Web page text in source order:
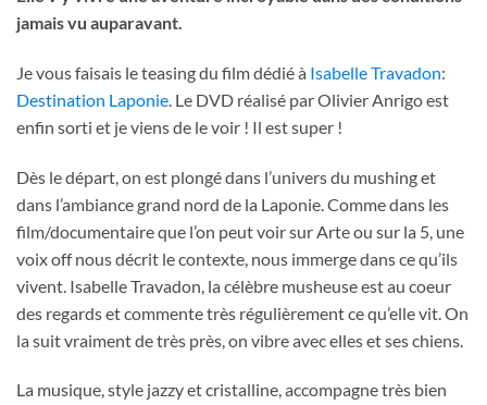
jamais vu auparavant.
Je vous faisais le teasing du film dédié à Isabelle Travadon:
Destination Laponie. Le DVD réalisé par Olivier Anrigo est
enfin sorti et je viens de le voir ! Il est super !
Dès le départ, on est plongé dans l’univers du mushing et
dans l’ambiance grand nord de la Laponie. Comme dans les
film/documentaire que l’on peut voir sur Arte ou sur la 5, une
voix off nous décrit le contexte, nous immerge dans ce qu’ils
vivent. Isabelle Travadon, la célèbre musheuse est au coeur
des regards et commente très régulièrement ce qu’elle vit. On
la suit vraiment de très près, on vibre avec elles et ses chiens.
La musique, style jazzy et cristalline, accompagne très bien